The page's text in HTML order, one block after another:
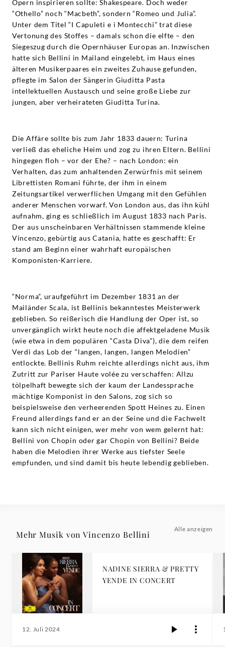
Opern inspirieren sollte: Shakespeare. Doch weder
“Othello” noch “Macbeth”, sondern “Romeo und Julia”.
Unter dem Titel “I Capuleti e i Montecchi” trat diese
Vertonung des Stoffes – damals schon die elfte – den
Siegeszug durch die Opernhäuser Europas an. Inzwischen
hatte sich Bellini in Mailand eingelebt, im Haus eines
älteren Musikerpaares ein zweites Zuhause gefunden,
pflegte im Salon der Sängerin Giuditta Pasta
intellektuellen Austausch und seine große Liebe zur
jungen, aber verheirateten Giuditta Turina.
Die Affäre sollte bis zum Jahr 1833 dauern: Turina
verließ das eheliche Heim und zog zu ihren Eltern. Bellini
hingegen floh – vor der Ehe? – nach London: ein
Verhalten, das zum anhaltenden Zerwürfnis mit seinem
Librettisten Romani führte, der ihm in einem
Zeitungsartikel verwerflichen Umgang mit den Gefühlen
anderer Menschen vorwarf. Von London aus, das ihn kühl
aufnahm, ging es schließlich im August 1833 nach Paris.
Der aus unscheinbaren Verhältnissen stammende kleine
Vincenzo, gebürtig aus Catania, hatte es geschafft: Er
stand am Beginn einer wahrhaft europäischen
Komponisten-Karriere.
“Norma”, uraufgeführt im Dezember 1831 an der
Mailänder Scala, ist Bellinis bekanntestes Meisterwerk
geblieben. So reißerisch die Handlung der Oper ist, so
unvergänglich wirkt heute noch die affektgeladene Musik
(wie etwa in dem populären “Casta Diva”), die dem reifen
Verdi das Lob der “langen, langen, langen Melodien”
entlockte. Bellinis Ruhm reichte allerdings nicht aus, ihm
Zutritt zur Pariser Haute volée zu verschaffen: Allzu
tölpelhaft bewegte sich der kaum der Landessprache
mächtige Komponist in den Salons, zog sich so
beispielsweise den verheerenden Spott Heines zu. Einen
Freund allerdings fand er an der Seine und die Fachwelt
kann sich nicht einigen, wer mehr von wem gelernt hat:
Bellini von Chopin oder gar Chopin von Bellini? Beide
haben die Melodien ihrer Werke aus tiefster Seele
empfunden, und sind damit bis heute lebendig geblieben.
Mehr Musik von Vincenzo Bellini
Alle anzeigen
NADINE SIERRA & PRETTY
YENDE IN CONCERT
12. Juli 2024